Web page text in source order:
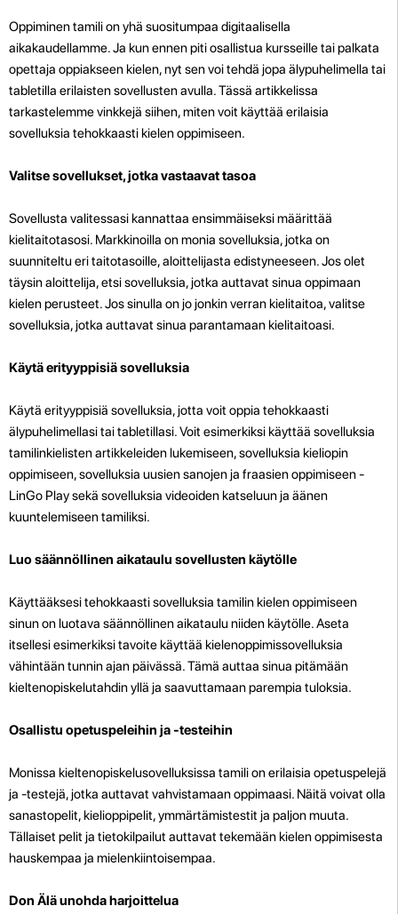
Oppiminen tamili on yhä suositumpaa digitaalisella
aikakaudellamme. Ja kun ennen piti osallistua kursseille tai palkata
opettaja oppiakseen kielen, nyt sen voi tehdä jopa älypuhelimella tai
tabletilla erilaisten sovellusten avulla. Tässä artikkelissa
tarkastelemme vinkkejä siihen, miten voit käyttää erilaisia
sovelluksia tehokkaasti kielen oppimiseen.
Valitse sovellukset, jotka vastaavat tasoa
Sovellusta valitessasi kannattaa ensimmäiseksi määrittää
kielitaitotasosi. Markkinoilla on monia sovelluksia, jotka on
suunniteltu eri taitotasoille, aloittelijasta edistyneeseen. Jos olet
täysin aloittelija, etsi sovelluksia, jotka auttavat sinua oppimaan
kielen perusteet. Jos sinulla on jo jonkin verran kielitaitoa, valitse
sovelluksia, jotka auttavat sinua parantamaan kielitaitoasi.
Käytä erityyppisiä sovelluksia
Käytä erityyppisiä sovelluksia, jotta voit oppia tehokkaasti
älypuhelimellasi tai tabletillasi. Voit esimerkiksi käyttää sovelluksia
tamilinkielisten artikkeleiden lukemiseen, sovelluksia kieliopin
oppimiseen, sovelluksia uusien sanojen ja fraasien oppimiseen -
LinGo Play sekä sovelluksia videoiden katseluun ja äänen
kuuntelemiseen tamiliksi.
Luo säännöllinen aikataulu sovellusten käytölle
Käyttääksesi tehokkaasti sovelluksia tamilin kielen oppimiseen
sinun on luotava säännöllinen aikataulu niiden käytölle. Aseta
itsellesi esimerkiksi tavoite käyttää kielenoppimissovelluksia
vähintään tunnin ajan päivässä. Tämä auttaa sinua pitämään
kieltenopiskelutahdin yllä ja saavuttamaan parempia tuloksia.
Osallistu opetuspeleihin ja -testeihin
Monissa kieltenopiskelusovelluksissa tamili on erilaisia opetuspelejä
ja -testejä, jotka auttavat vahvistamaan oppimaasi. Näitä voivat olla
sanastopelit, kielioppipelit, ymmärtämistestit ja paljon muuta.
Tällaiset pelit ja tietokilpailut auttavat tekemään kielen oppimisesta
hauskempaa ja mielenkiintoisempaa.
Don Älä unohda harjoittelua